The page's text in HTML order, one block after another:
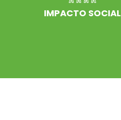
IMPACTO SOCIAL